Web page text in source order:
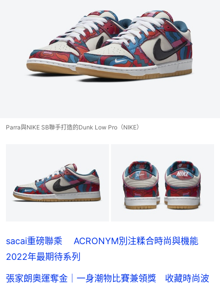
Parra與NIKE SB聯手打造的Dunk Low Pro（NIKE）
sacai重磅聯乘 ACRONYM別注糅合時尚與機能
2022年最期待系列
張家朗奧運奪金｜一身潮物比賽兼領獎 收藏時尚波